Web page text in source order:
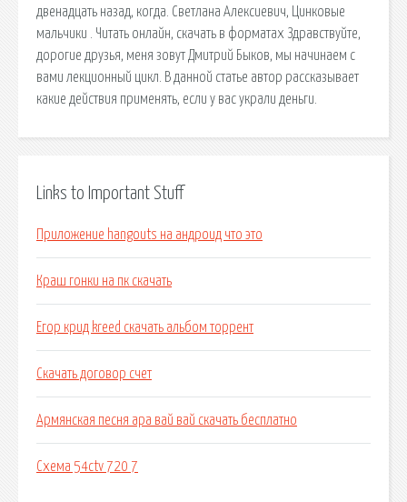
двенадцать назад, когда. Светлана Алексиевич, Цинковые
мальчики . Читать онлайн, скачать в форматах Здравствуйте,
дорогие друзья, меня зовут Дмитрий Быков, мы начинаем с
вами лекционный цикл. В данной статье автор рассказывает
какие действия применять, если у вас украли деньги.
Links to Important Stuff
Приложение hangouts на андроид что это
Краш гонки на пк скачать
Егор крид kreed скачать альбом торрент
Скачать договор счет
Армянская песня ара вай вай скачать бесплатно
Схема 54ctv 720 7